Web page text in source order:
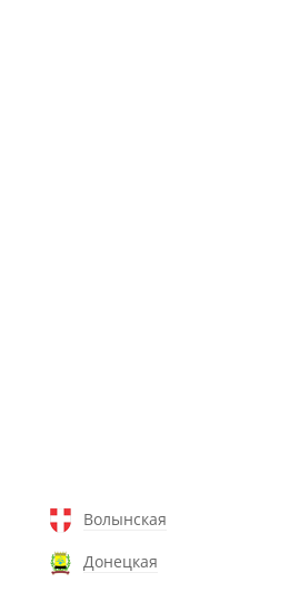
Волынская
Донецкая